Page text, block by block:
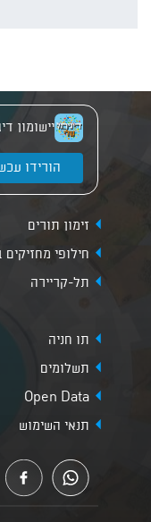
יישומון
הורידו
זימון תורים
חילופי מחזיקים
תל-קריירה
תו חניה
תשלומים
Open Data
תנאי השימוש